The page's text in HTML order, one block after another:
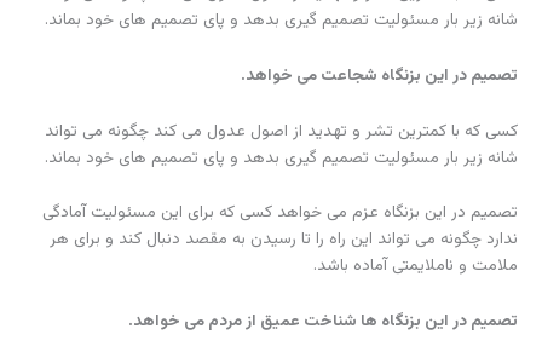
شانه زیر بار مسئولیت تصمیم گیری بدهد و پای تصمیم های خود بماند.
تصمیم در این بزنگاه شجاعت می خواهد.
کسی که با کمترین تشر و تهدید از اصول عدول می کند چگونه می تواند
شانه زیر بار مسئولیت تصمیم گیری بدهد و پای تصمیم های خود بماند.
تصمیم در این بزنگاه عزم می خواهد کسی که برای این مسئولیت آمادگی
ندارد چگونه می تواند این راه را تا رسیدن به مقصد دنبال کند و برای هر
ملامت و ناملایمتی آماده باشد.
تصمیم در این بزنگاه ها شناخت عمیق از مردم می خواهد.